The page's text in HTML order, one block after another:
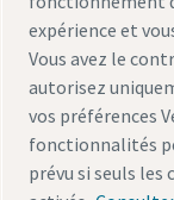
Mentions
Gérer les cookies
expérience et
Vous avez le
autorisez
vos préférences
fonctionnalités
prévu si seuls